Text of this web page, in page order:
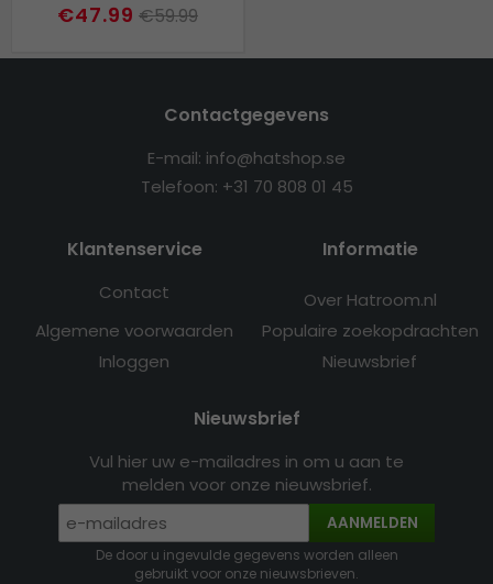
€47.99 €59.99
Contactgegevens
E-mail: info@hatshop.se
Telefoon: +31 70 808 01 45
Klantenservice
Contact
Algemene voorwaarden
Inloggen
Informatie
Over Hatroom.nl
Populaire zoekopdrachten
Nieuwsbrief
Nieuwsbrief
Vul hier uw e-mailadres in om u aan te
melden voor onze nieuwsbrief.
AANMELDEN
De door u ingevulde gegevens worden alleen
gebruikt voor onze nieuwsbrieven.